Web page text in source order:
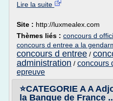
Lire la suite
Site : http://luxmealex.com
Thèmes liés : concours d
concours d entree a la
concours d entree /
administration / concours
epreuve
⭐CATEGORIE A A
la Banque de France